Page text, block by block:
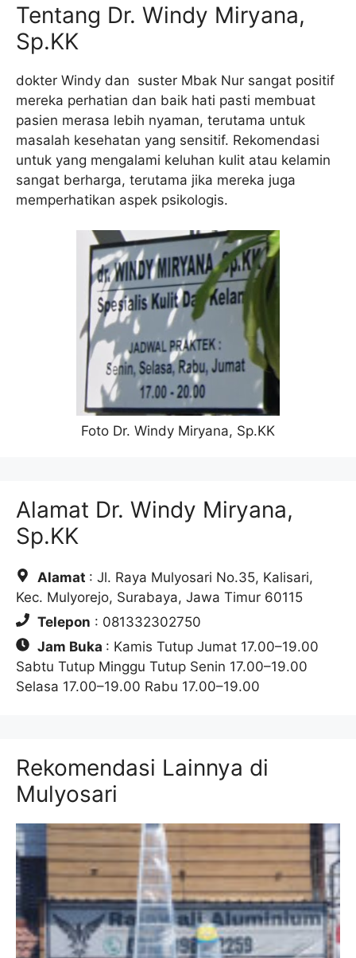
Tentang Dr. Windy Miryana,
Sp.KK
dokter Windy dan suster Mbak Nur sangat positif
mereka perhatian dan baik hati pasti membuat
pasien merasa lebih nyaman, terutama untuk
masalah kesehatan yang sensitif. Rekomendasi
untuk yang mengalami keluhan kulit atau kelamin
sangat berharga, terutama jika mereka juga
memperhatikan aspek psikologis.
Foto Dr. Windy Miryana, Sp.KK
Alamat Dr. Windy Miryana,
Sp.KK
Alamat : Jl. Raya Mulyosari No.35, Kalisari,
Kec. Mulyorejo, Surabaya, Jawa Timur 60115
Telepon : 081332302750
Jam Buka : Kamis Tutup Jumat 17.00–19.00
Sabtu Tutup Minggu Tutup Senin 17.00–19.00
Selasa 17.00–19.00 Rabu 17.00–19.00
Rekomendasi Lainnya di
Mulyosari